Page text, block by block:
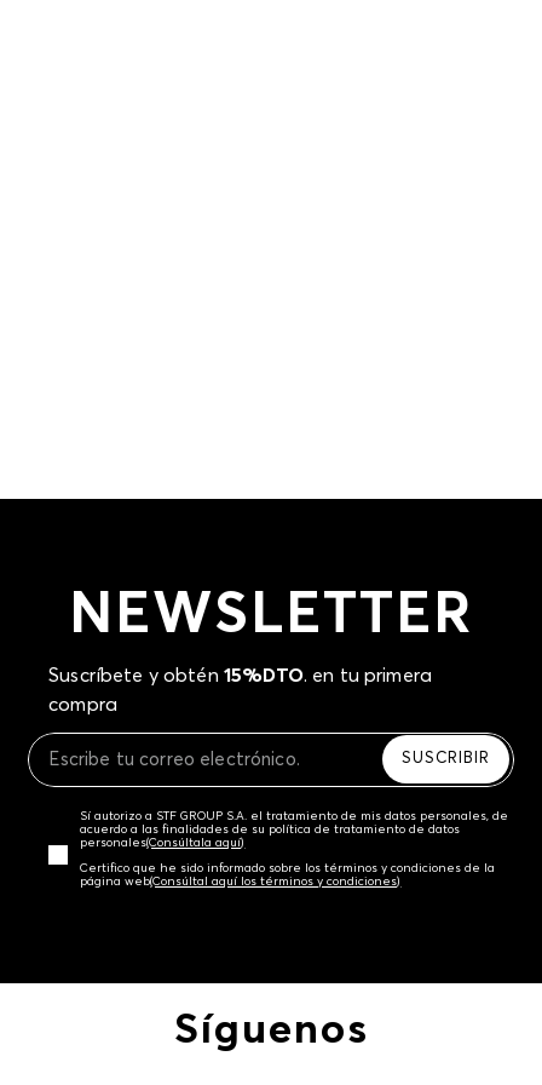
NEWSLETTER
Suscríbete y obtén 15%DTO. en tu primera
compra
SUSCRIBIR
Sí autorizo a STF GROUP S.A. el tratamiento de mis datos personales, de
acuerdo a las finalidades de su política de tratamiento de datos
personales‎(Consúltala aquí)
Certifico que he sido informado sobre los términos y condiciones de la
página web‎(Consúltal aquí los términos y condiciones)
Síguenos